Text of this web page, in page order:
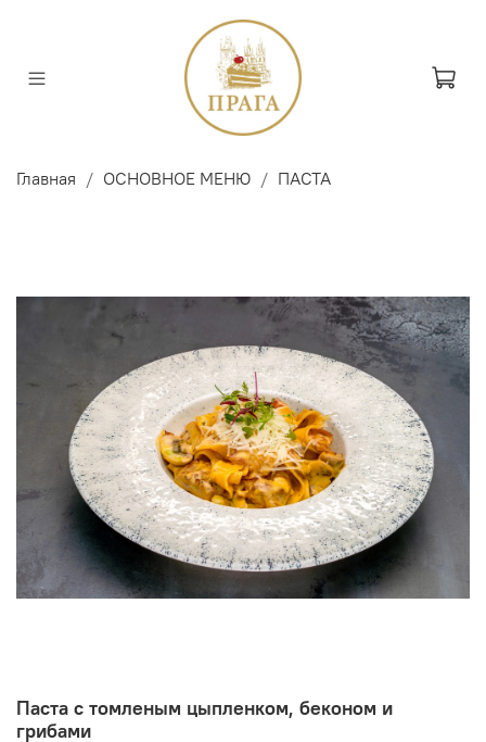
Главная ОСНОВНОЕ МЕНЮ ПАСТА
Паста с томленым цыпленком, беконом и
грибами